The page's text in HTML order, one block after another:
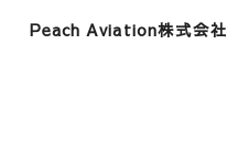
Peach Aviation株式会社